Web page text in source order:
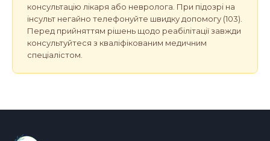
консультацію лікаря або невролога. При підозрі на
інсульт негайно телефонуйте швидку допомогу (103).
Перед прийняттям рішень щодо реабілітації завжди
консультуйтеся з кваліфікованим медичним
спеціалістом.